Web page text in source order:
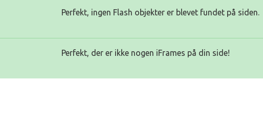
Perfekt, ingen Flash objekter er blevet fundet på siden.
Perfekt, der er ikke nogen iFrames på din side!